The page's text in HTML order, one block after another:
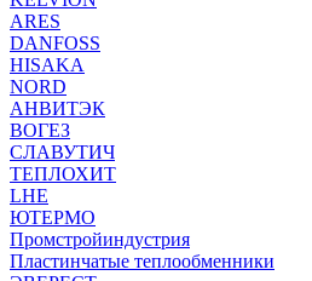
ARES
DANFOSS
HISAKA
NORD
АНВИТЭК
ВОГЕЗ
СЛАВУТИЧ
ТЕПЛОХИТ
LHE
ЮТЕРМО
Промстройиндустрия
Пластинчатые теплообменники